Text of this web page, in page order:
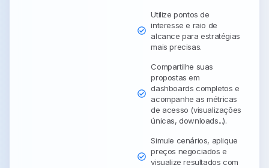
Utilize pontos de
interesse e raio de
alcance para estratégias
mais precisas.
Compartilhe suas
propostas em
dashboards completos e
acompanhe as métricas
de acesso (visualizações
únicas, downloads...).
Simule cenários, aplique
preços negociados e
visualize resultados com